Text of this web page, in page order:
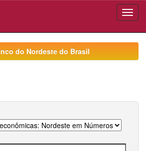
do Nordeste do Brasil